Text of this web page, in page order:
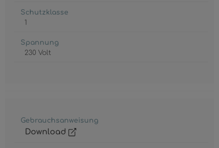
Schutzklasse
1
Spannung
230 Volt
Gebrauchsanweisung
Download